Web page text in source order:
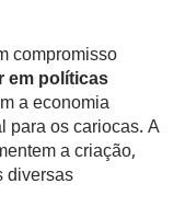
compromisso
em políticas
a economia
para os cariocas. A
a criação,
diversas